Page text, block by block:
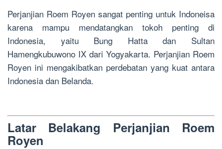
Perjanjian Roem Royen sangat penting untuk Indoneisa
karena mampu mendatangkan tokoh penting di
Indonesia, yaitu Bung Hatta dan Sultan
Hamengkubuwono IX dari Yogyakarta. Perjanjian Roem
Royen ini mengakibatkan perdebatan yang kuat antara
Indonesia dan Belanda.
Latar Belakang Perjanjian Roem
Royen